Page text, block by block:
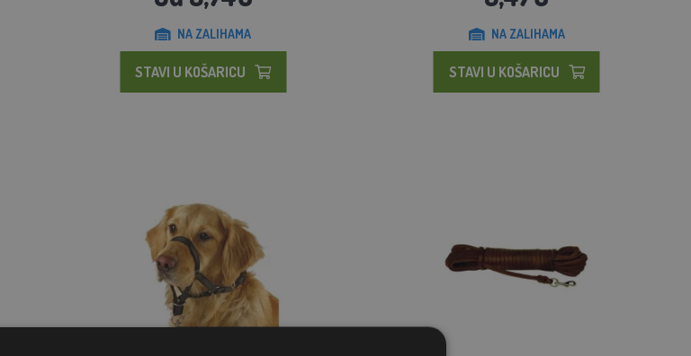
NA ZALIHAMA
STAVI U KOŠARICU
NA ZALIHAMA
STAVI U KOŠARICU